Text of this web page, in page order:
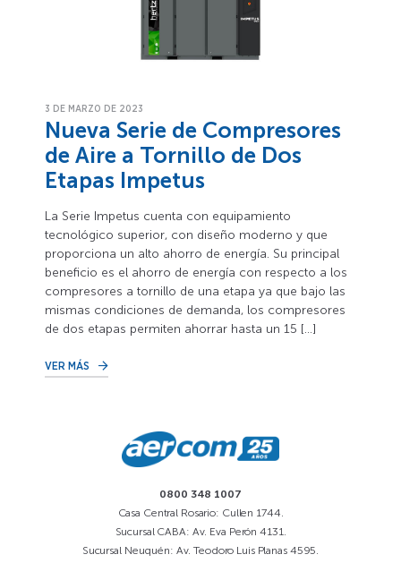
3 DE MARZO DE 2023
Nueva Serie de Compresores
de Aire a Tornillo de Dos
Etapas Impetus
La Serie Impetus cuenta con equipamiento
tecnológico superior, con diseño moderno y que
proporciona un alto ahorro de energía. Su principal
beneficio es el ahorro de energía con respecto a los
compresores a tornillo de una etapa ya que bajo las
mismas condiciones de demanda, los compresores
de dos etapas permiten ahorrar hasta un 15 […]
VER MÁS
0800 348 1007
Casa Central Rosario: Cullen 1744.
Sucursal CABA: Av. Eva Perón 4131.
Sucursal Neuquén: Av. Teodoro Luis Planas 4595.